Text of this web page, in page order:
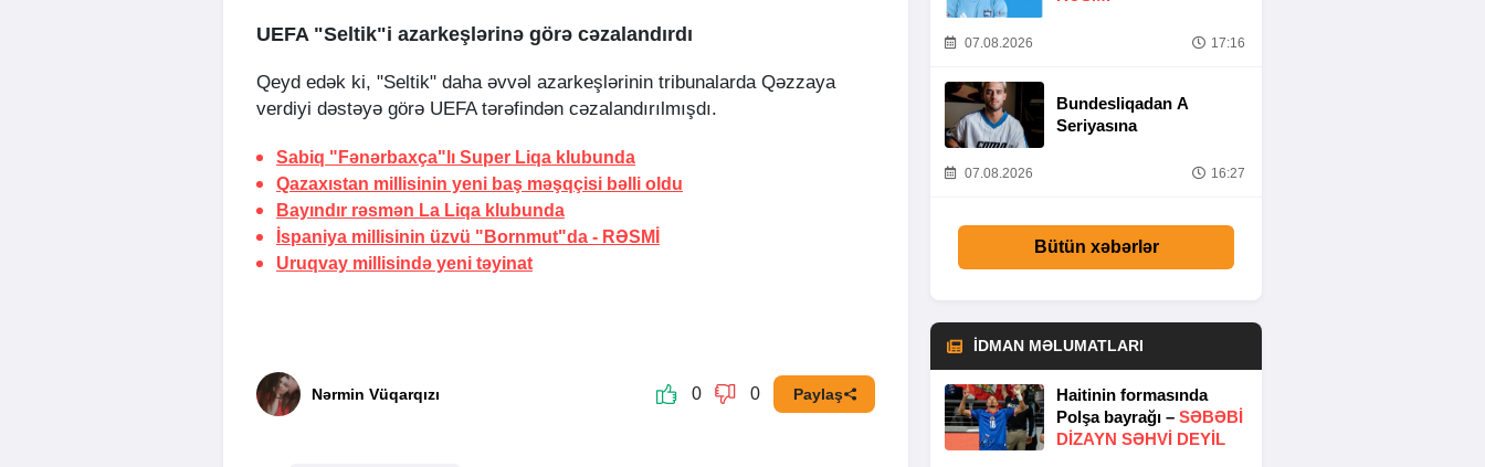
UEFA "Seltik"i azarkeşlərinə görə cəzalandırdı
Qeyd edək ki, "Seltik" daha əvvəl azarkeşlərinin tribunalarda Qəzzaya
verdiyi dəstəyə görə UEFA tərəfindən cəzalandırılmışdı.
Sabiq "Fənərbaxça"lı Super Liqa klubunda
Qazaxıstan millisinin yeni baş məşqçisi bəlli oldu
Bayındır rəsmən La Liqa klubunda
İspaniya millisinin üzvü "Bornmut"da - RƏSMİ
Uruqvay millisində yeni təyinat
Nərmin Vüqarqızı 0 0 Paylaş
07.08.2026 17:16
Bundesliqadan A
Seriyasına
07.08.2026 16:27
Bütün xəbərlər
İDMAN MƏLUMATLARI
Haitinin formasında
Polşa bayrağı – SƏBƏBI
DIZAYN SƏHVI DEYIL